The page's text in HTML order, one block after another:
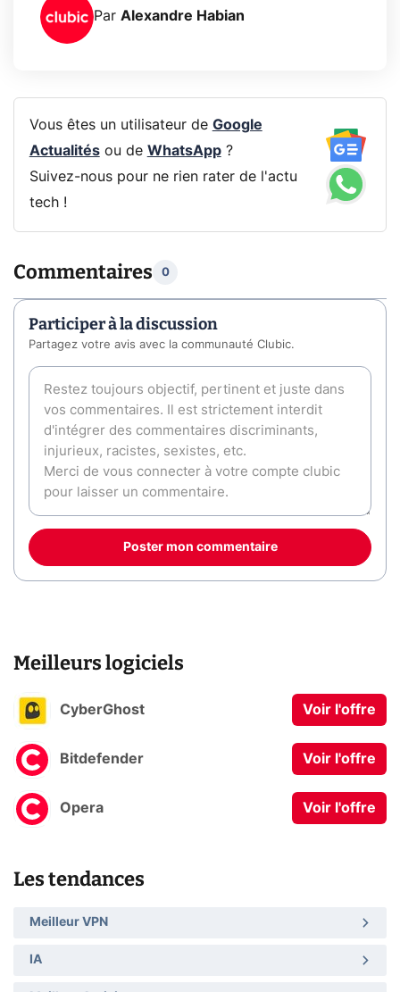
Par Alexandre Habian
Vous êtes un utilisateur de Google
Actualitésou de WhatsApp?
Suivez-nous pour ne rien rater de l'actu
tech !
Commentaires 0
Participer à la discussion
Partagez votre avis avec la communauté Clubic.
Poster mon commentaire
Meilleurs logiciels
CyberGhost Voir l'offre
Bitdefender Voir l'offre
Opera Voir l'offre
Les tendances
Meilleur VPN
IA